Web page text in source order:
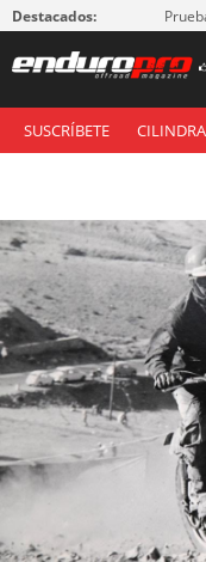
Destacados:
SUSCRÍBETE